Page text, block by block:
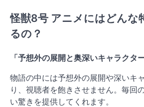
怪獣8号 アニメにはどんな
るの？
「予想外の展開と奥深いキャラクタ
物語の中には予想外の展開や深いキ
り、視聴者を飽きさせません。毎回
い驚きを提供してくれます。